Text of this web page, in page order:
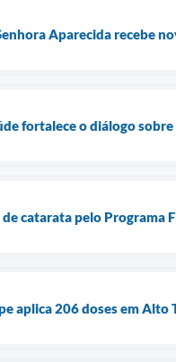
Aparecida recebe
fortalece o diálogo
catarata pelo Programa
aplica 206 doses em